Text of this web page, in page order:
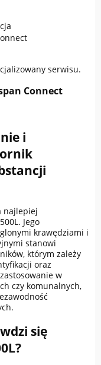
serwisu.
Connect
i
najlepiej
Jego
krawędziami i
stanowi
którym zależy
oraz
w
czy komunalnych,
się